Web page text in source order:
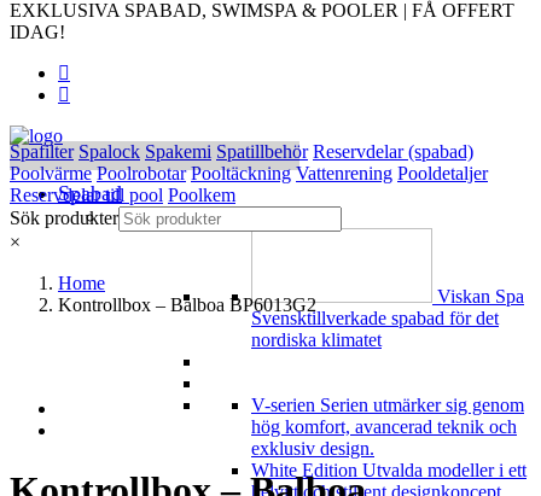
EXKLUSIVA SPABAD, SWIMSPA & POOLER | FÅ OFFERT
IDAG!
Spabad
Våra Spabad
Viskan Spa
Svensktillverkade spabad för det
nordiska klimatet
V-serien Serien utmärker sig genom
hög komfort, avancerad teknik och
exklusiv design.
White Edition Utvalda modeller i ett
helvitt och stilrent designkoncept
Spafilter Spalock Spakemi Spatillbehör Reservdelar (spabad)
Poolvärme Poolrobotar Pooltäckning Vattenrening Pooldetaljer
Reservdelar till pool Poolkem
Sök produkter
×
Home
Kontrollbox – Balboa BP6013G2